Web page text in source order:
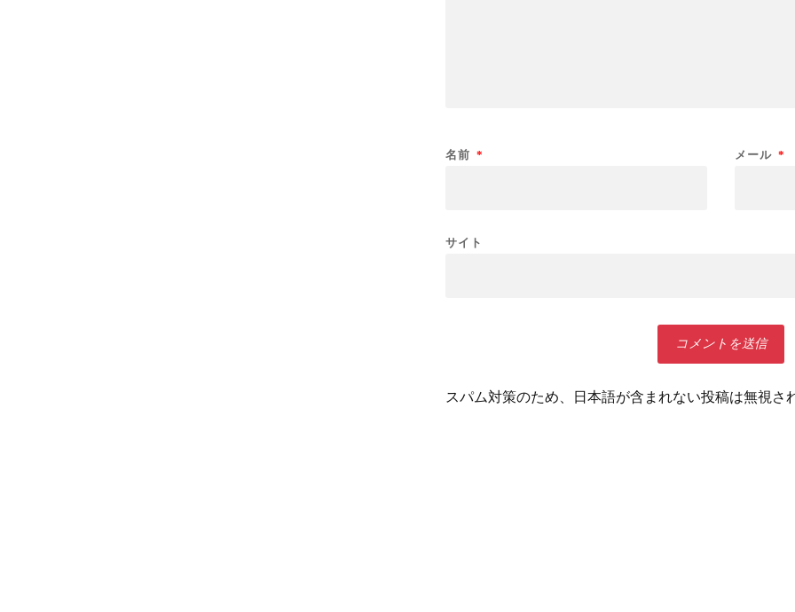
名前 * メール *
サイト
スパム対策のため、日本語が含まれない投稿は無視さ